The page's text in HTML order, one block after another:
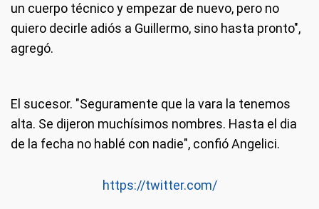
un cuerpo técnico y empezar de nuevo, pero no
quiero decirle adiós a Guillermo, sino hasta pronto",
agregó.
El sucesor. "Seguramente que la vara la tenemos
alta. Se dijeron muchísimos nombres. Hasta el dia
de la fecha no hablé con nadie", confió Angelici.
https://twitter.com/